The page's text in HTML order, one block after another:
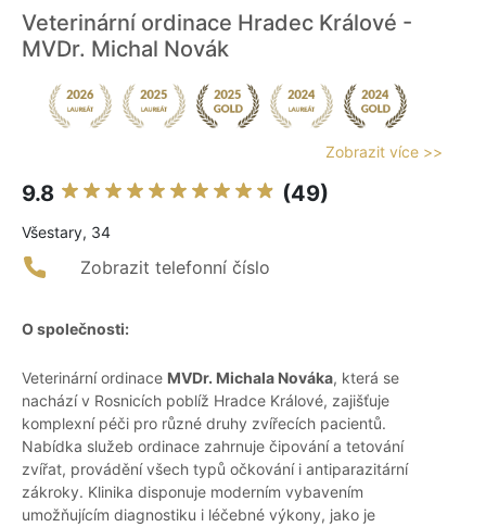
Veterinární ordinace Hradec Králové -
MVDr. Michal Novák
Zobrazit více >>
9.8 (49)
Všestary, 34
Zobrazit telefonní číslo
O společnosti:
Veterinární ordinace MVDr. Michala Nováka, která se
nachází v Rosnicích poblíž Hradce Králové, zajišťuje
komplexní péči pro různé druhy zvířecích pacientů.
Nabídka služeb ordinace zahrnuje čipování a tetování
zvířat, provádění všech typů očkování i antiparazitární
zákroky. Klinika disponuje moderním vybavením
umožňujícím diagnostiku i léčebné výkony, jako je